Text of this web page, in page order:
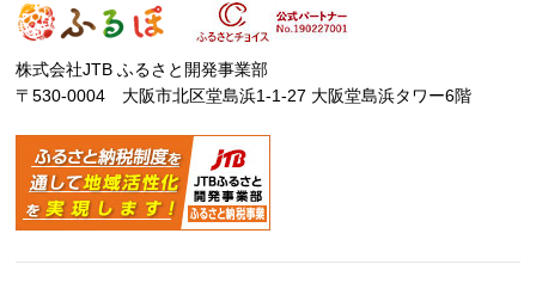
株式会社JTB ふるさと開発事業部
〒530-0004 大阪市北区堂島浜1-1-27 大阪堂島浜タワー6階